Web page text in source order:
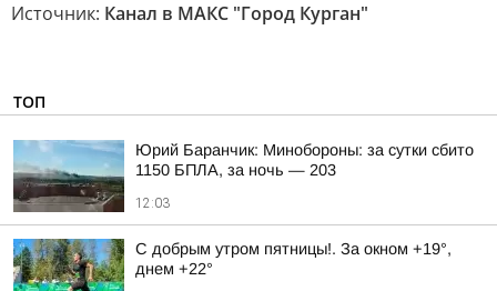
Источник: Канал в МАКС "Город Курган"
ТОП
Юрий Баранчик: Минобороны: за сутки сбито
1150 БПЛА, за ночь — 203
12:03
С добрым утром пятницы!. За окном +19°,
днем +22°